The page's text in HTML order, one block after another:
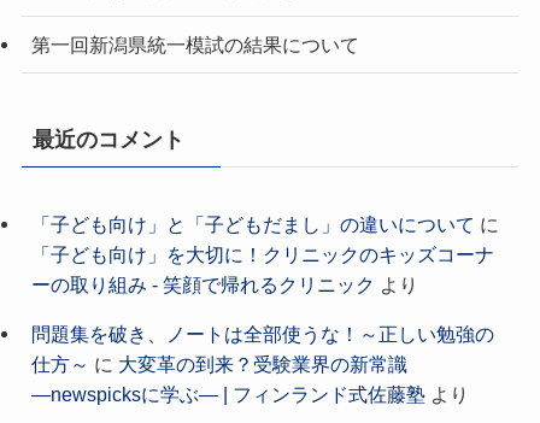
第一回新潟県統一模試の結果について
最近のコメント
「子ども向け」と「子どもだまし」の違いについて に
「子ども向け」を大切に！クリニックのキッズコーナ
ーの取り組み - 笑顔で帰れるクリニック より
問題集を破き、ノートは全部使うな！～正しい勉強の
仕方～ に 大変革の到来？受験業界の新常識
―newspicksに学ぶ― | フィンランド式佐藤塾より